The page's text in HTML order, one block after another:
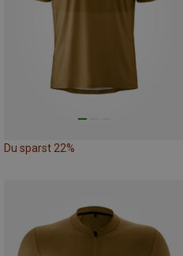
Du sparst 22%